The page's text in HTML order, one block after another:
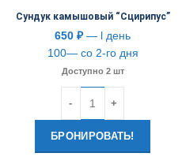
Сундук камышовый “Сцирипус”
650 ₽— l день
100— со 2-го дня
Доступно 2 шт
БРОНИРОВАТЬ!